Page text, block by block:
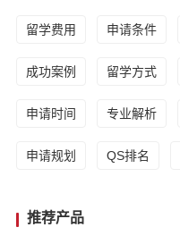
留学费用 申请条件
成功案例 留学方式
申请时间 专业解析
申请规划 QS排名
推荐产品